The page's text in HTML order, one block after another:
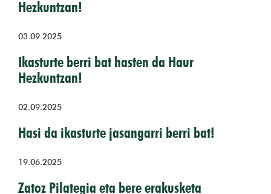
Hezkuntzan!
03.09.2025
Ikasturte berri bat hasten da Haur
Hezkuntzan!
02.09.2025
Hasi da ikasturte jasangarri berri bat!
19.06.2025
Zatoz Pilategia eta bere erakusketa